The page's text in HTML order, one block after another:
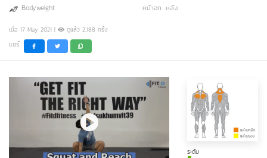
Bodyweight หน้าอก หลัง
เมื่อ 17 May 2021 | ดูแล้ว 2,188 ครั้ง
แชร์
ระดับ